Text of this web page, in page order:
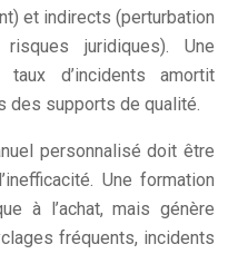
et indirects (perturbation
juridiques). Une
d’incidents amortit
des supports de qualité.
personnalisé doit être
Une formation
à l’achat, mais génère
fréquents, incidents